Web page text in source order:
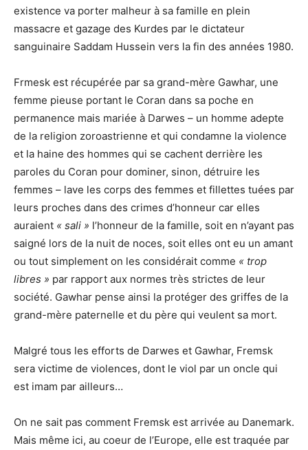
existence va porter malheur à sa famille en plein
massacre et gazage des Kurdes par le dictateur
sanguinaire Saddam Hussein vers la fin des années 1980.
Frmesk est récupérée par sa grand-mère Gawhar, une
femme pieuse portant le Coran dans sa poche en
permanence mais mariée à Darwes – un homme adepte
de la religion zoroastrienne et qui condamne la violence
et la haine des hommes qui se cachent derrière les
paroles du Coran pour dominer, sinon, détruire les
femmes – lave les corps des femmes et fillettes tuées par
leurs proches dans des crimes d’honneur car elles
auraient « sali » l’honneur de la famille, soit en n’ayant pas
saigné lors de la nuit de noces, soit elles ont eu un amant
ou tout simplement on les considérait comme « trop
libres » par rapport aux normes très strictes de leur
société. Gawhar pense ainsi la protéger des griffes de la
grand-mère paternelle et du père qui veulent sa mort.
Malgré tous les efforts de Darwes et Gawhar, Fremsk
sera victime de violences, dont le viol par un oncle qui
est imam par ailleurs…
On ne sait pas comment Fremsk est arrivée au Danemark.
Mais même ici, au coeur de l’Europe, elle est traquée par